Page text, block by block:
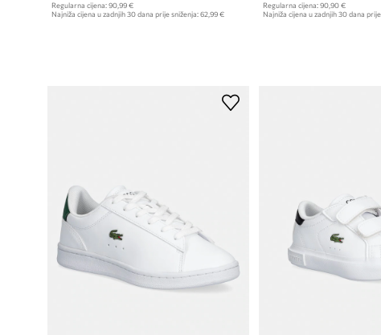
Regularna cijena: 90,99 €
Najniža cijena u zadnjih 30 dana prije sniženja: 62,99 €
Regularna cijena: 90,90 €
Najniža cijena u zadnjih 30 dana